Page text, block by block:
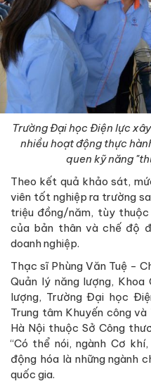
Trường Đại học Điện lực
nhiều hoạt động thực
quen kỹ năng
Theo kết quả khảo sát,
viên tốt nghiệp ra trường
triệu đồng/năm, tùy
của bản thân và chế độ
doanh nghiệp.
Thạc sĩ Phùng Văn Tuệ -
Quản lý năng lượng, Khoa
lượng, Trường Đại học
Trung tâm Khuyến công
Hà Nội thuộc Sở Công
“Có thể nói, ngành Cơ
động hóa là những ngành
quốc gia.